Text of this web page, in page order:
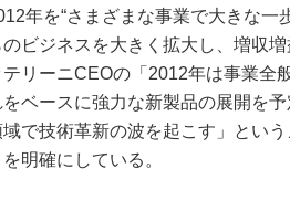
年を“さまざまな事業で大きな一
のビジネスを大きく拡大し、増収
テリーニCEOの「2012年は事業全
をベースに強力な新製品の展開を
域で技術革新の波を起こす」とい
明確にしている。